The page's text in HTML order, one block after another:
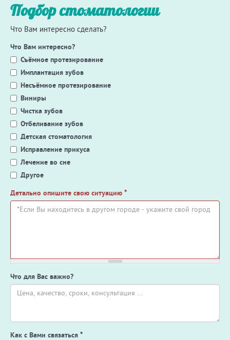
Подбор стоматологии
Что Вам интересно сделать?
Что Вам интересно?
Съёмное протезирование
Имплантация зубов
Несъёмное протезирование
Виниры
Чистка зубов
Отбеливание зубов
Детская стоматология
Исправление прикуса
Лечение во сне
Другое
Детально опишите свою ситуацию *
Что для Вас важно?
Как с Вами связаться *